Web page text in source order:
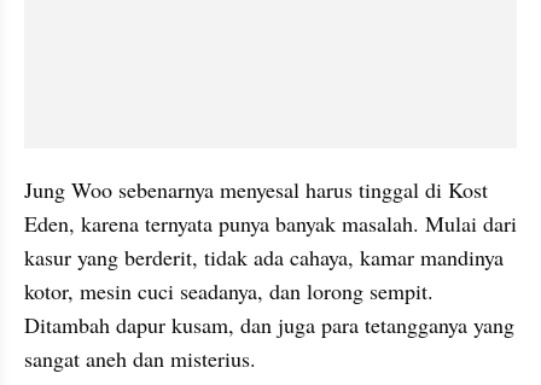
Jung Woo sebenarnya menyesal harus tinggal di Kost
Eden, karena ternyata punya banyak masalah. Mulai dari
kasur yang berderit, tidak ada cahaya, kamar mandinya
kotor, mesin cuci seadanya, dan lorong sempit.
Ditambah dapur kusam, dan juga para tetangganya yang
sangat aneh dan misterius.